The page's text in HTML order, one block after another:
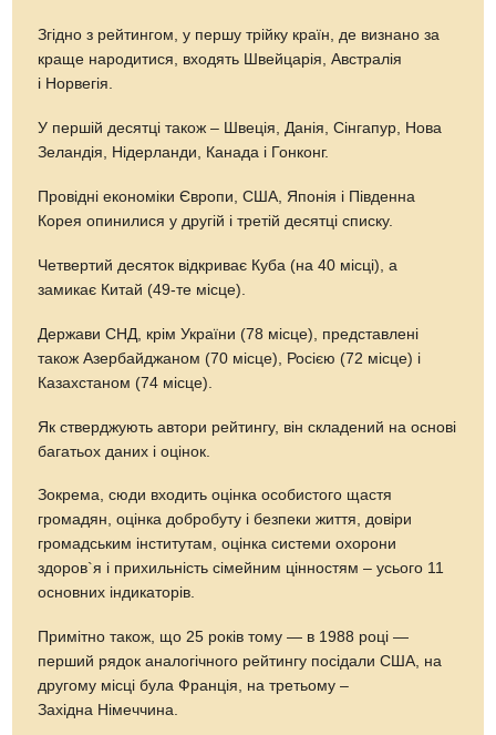
Згідно з рейтингом, у першу трійку країн, де визнано за
краще народитися, входять Швейцарія, Австралія
і Норвегія.
У першій десятці також – Швеція, Данія, Сінгапур, Нова
Зеландія, Нідерланди, Канада і Гонконг.
Провідні економіки Європи, США, Японія і Південна
Корея опинилися у другій і третій десятці списку.
Четвертий десяток відкриває Куба (на 40 місці), а
замикає Китай (49-те місце).
Держави СНД, крім України (78 місце), представлені
також Азербайджаном (70 місце), Росією (72 місце) і
Казахстаном (74 місце).
Як стверджують автори рейтингу, він складений на основі
багатьох даних і оцінок.
Зокрема, сюди входить оцінка особистого щастя
громадян, оцінка добробуту і безпеки життя, довіри
громадським інститутам, оцінка системи охорони
здоров`я і прихильність сімейним цінностям – усього 11
основних індикаторів.
Примітно також, що 25 років тому — в 1988 році —
перший рядок аналогічного рейтингу посідали США, на
другому місці була Франція, на третьому –
Західна Німеччина.